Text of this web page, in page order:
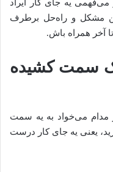
یه جای کار ایراد
مشکل و راه‌حل برطرف
آخر همراه باش.
سمت کشیده
مدام می‌خواد به یه سمت
یعنی یه جای کار درست